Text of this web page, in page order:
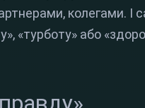
колегами. І
«турботу» або